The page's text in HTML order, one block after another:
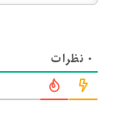
0 نظرات